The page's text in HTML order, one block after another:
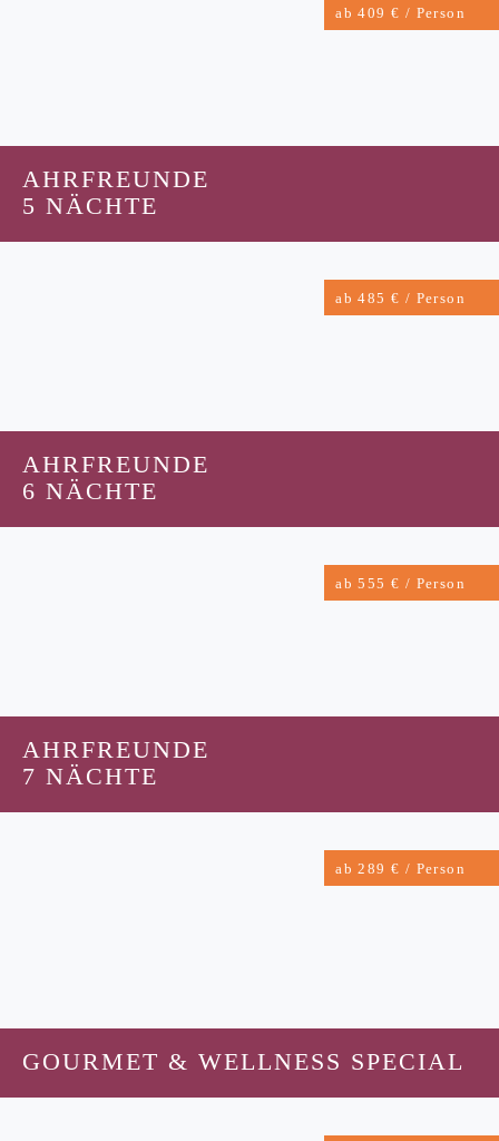
ab 409 € / Person
AHRFREUNDE
5 NÄCHTE
ab 485 € / Person
AHRFREUNDE
6 NÄCHTE
ab 555 € / Person
AHRFREUNDE
7 NÄCHTE
ab 289 € / Person
GOURMET & WELLNESS SPECIAL